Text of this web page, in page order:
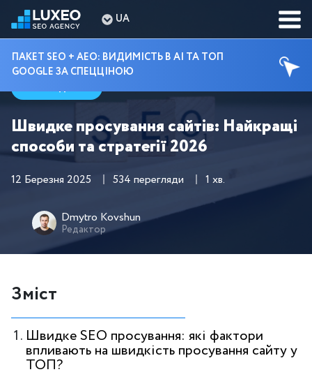
UA
ПАКЕТ SEO + AEO: ВИДИМІСТЬ В AI ТА ТОП
GOOGLE ЗА СПЕЦЦІНОЮ
Гайди
Швидке просування сайтів: Найкращі
способи та стратегії 2026
12 Березня 2025 534 перегляди 1 хв.
Dmytro Kovshun
Редактор
Зміст
Швидке SEO просування: які фактори
впливають на швидкість просування сайту у
ТОП?